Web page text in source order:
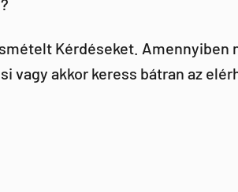
Kérdéseket. Amennyiben
vagy akkor keress bátran az